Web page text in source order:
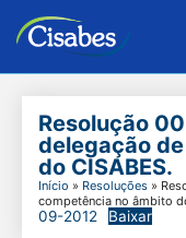
Resolução
delegação
do CISABES.
Início » Resoluções »
competência no âmbito
09-2012 Baixar